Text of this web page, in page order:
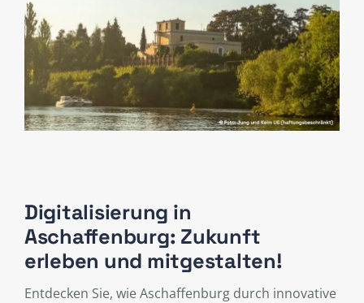
Digitalisierung in
Aschaffenburg: Zukunft
erleben und mitgestalten!
Entdecken Sie, wie Aschaffenburg durch innovative